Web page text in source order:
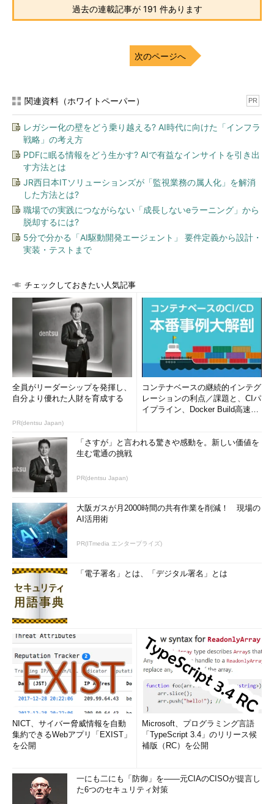
過去の連載記事が 191 件あります
次のページへ
関連資料（ホワイトペーパー） PR
レガシー化の壁をどう乗り越える? AI時代に向けた「インフラ
戦略」の考え方
PDFに眠る情報をどう生かす? AIで有益なインサイトを引き出
す方法とは
JR西日本ITソリューションズが「監視業務の属人化」を解消
した方法とは?
職場での実践につながらない「成長しないeラーニング」から
脱却するには?
5分で分かる「AI駆動開発エージェント」 要件定義から設計・
実装・テストまで
チェックしておきたい人気記事
全員がリーダーシップを発揮し、
自分より優れた人財を育成する
PR(dentsu Japan)
コンテナベースの継続的インテグ
レーションの利点／課題と、CIパ
イプライン、Docker Build高速化
「さすが」と言われる驚きや感動を。新しい価値を
生む電通の挑戦
PR(dentsu Japan)
大阪ガスが月2000時間の共有作業を削減！ 現場の
AI活用術
PR(ITmedia エンタープライズ)
「電子署名」とは、「デジタル署名」とは
NICT、サイバー脅威情報を自動
集約できるWebアプリ「EXIST」
を公開
Microsoft、プログラミング言語
「TypeScript 3.4」のリリース候
補版（RC）を公開
一にも二にも「防御」を――元CIAのCISOが提言し
た6つのセキュリティ対策